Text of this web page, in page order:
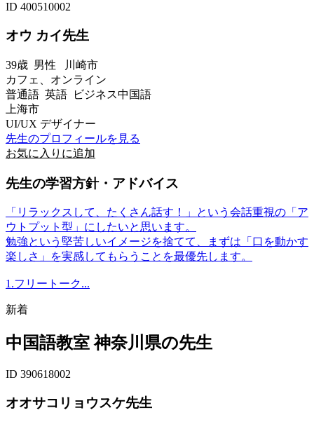
ID 400510002
オウ カイ先生
39歳 男性 川崎市
カフェ、オンライン
普通語 英語 ビジネス中国語
上海市
UI/UX デザイナー
先生のプロフィールを見る
お気に入りに追加
先生の学習方針・アドバイス
「リラックスして、たくさん話す！」という会話重視の「ア
ウトプット型」にしたいと思います。
勉強という堅苦しいイメージを捨てて、まずは「口を動かす
楽しさ」を実感してもらうことを最優先します。
1.フリートーク...
新着
中国語教室 神奈川県の先生
ID 390618002
オオサコリョウスケ先生